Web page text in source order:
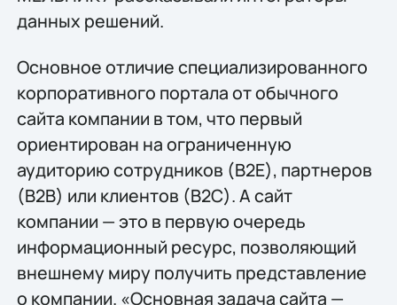
данных решений.
Основное отличие специализированного
корпоративного портала от обычного
сайта компании в том, что первый
ориентирован на ограниченную
аудиторию сотрудников (B2E), партнеров
(B2B) или клиентов (B2C). А сайт
компании — это в первую очередь
информационный ресурс, позволяющий
внешнему миру получить представление
о компании. «Основная задача сайта —